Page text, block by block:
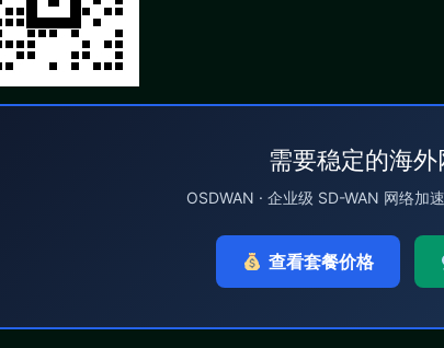
需要稳定的海外
OSDWAN · 企业级 SD-WAN 网络加
查看套餐价格